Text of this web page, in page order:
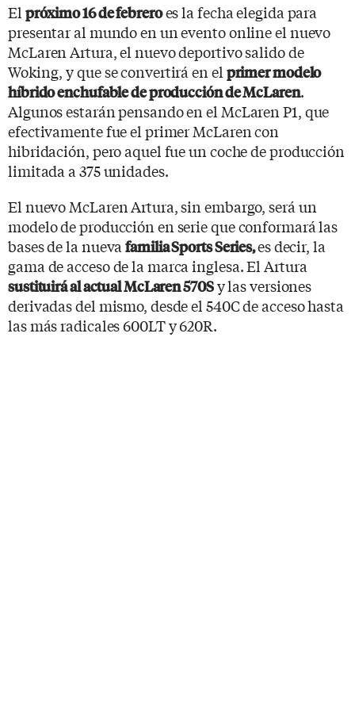
El próximo 16 de febreroes la fecha elegida para
presentar al mundo en un evento online el nuevo
McLaren Artura, el nuevo deportivo salido de
Woking, y que se convertirá en el primer modelo
híbrido enchufable de producción de McLaren.
Algunos estarán pensando en el McLaren P1, que
efectivamente fue el primer McLaren con
hibridación, pero aquel fue un coche de producción
limitada a 375 unidades.
El nuevo McLaren Artura, sin embargo, será un
modelo de producción en serie que conformará las
bases de la nuevafamilia Sports Series,es decir, la
gama de acceso de la marca inglesa. El Artura
sustituirá al actual McLaren 570Sy las versiones
derivadas del mismo, desde el 540C de acceso hasta
las más radicales 600LT y 620R.